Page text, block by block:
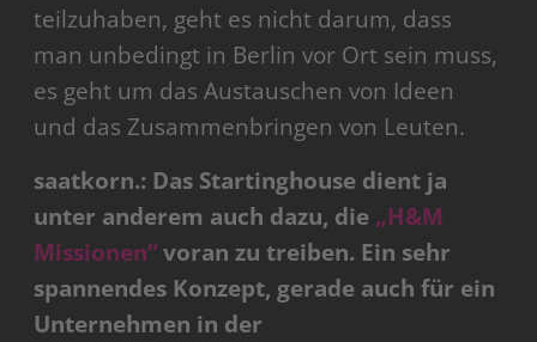
teilzuhaben, geht es nicht darum, dass
man unbedingt in Berlin vor Ort sein muss,
es geht um das Austauschen von Ideen
und das Zusammenbringen von Leuten.
saatkorn.: Das Startinghouse dient ja
unter anderem auch dazu, die „H&M
Missionen“voran zu treiben. Ein sehr
spannendes Konzept, gerade auch für ein
Unternehmen in der